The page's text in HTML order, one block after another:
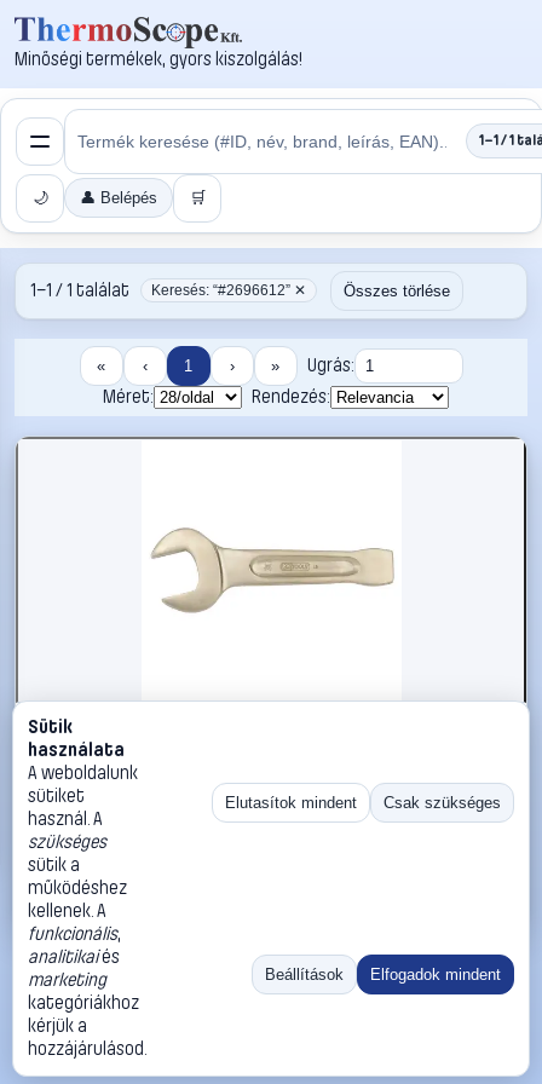
Minőségi termékek, gyors kiszolgálás!
1–1 / 1
🌙 👤 Belépés 🛒
1–1 / 1 találat Keresés: “#2696612” ✕ Összes törlése
« ‹ 1 › »
Ugrás:
Méret:
Rendezés:
#2696612
KS Tools 9637713 963.7713 Ütős csavarkulcs
Kulcsszélesség (coll) 3
KS Tools Egyoldalas villáskulcsok
204 990 Ft
Kosárba
«
Ugrás:
Méret:
Rendezés:
©2026
ThermoScope
ÁSZF
Cégbemutató
Sütik
használata
A weboldalunk
sütiket
használ. A
szükséges
sütik a
működéshez
kellenek. A
funkcionális,
analitikaiés
marketing
kategóriákhoz
kérjük a
hozzájárulásod.
Elutasítok mindent Csak szükséges
Beállítások Elfogadok mindent